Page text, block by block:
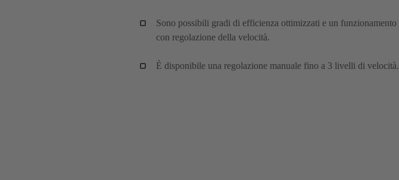
Sono possibili gradi di efficienza ottimizzati e un funzionamento
con regolazione della velocità.
È disponibile una regolazione manuale fino a 3 livelli di velocità.